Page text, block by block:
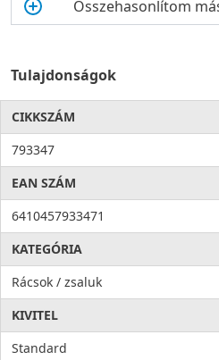
Összehasonlítom
Tulajdonságok
CIKKSZÁM
793347
EAN SZÁM
6410457933471
KATEGÓRIA
Rácsok / zsaluk
KIVITEL
Standard